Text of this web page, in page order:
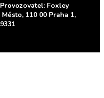
Provozovatel: Foxley
Město, 110 00 Praha 1,